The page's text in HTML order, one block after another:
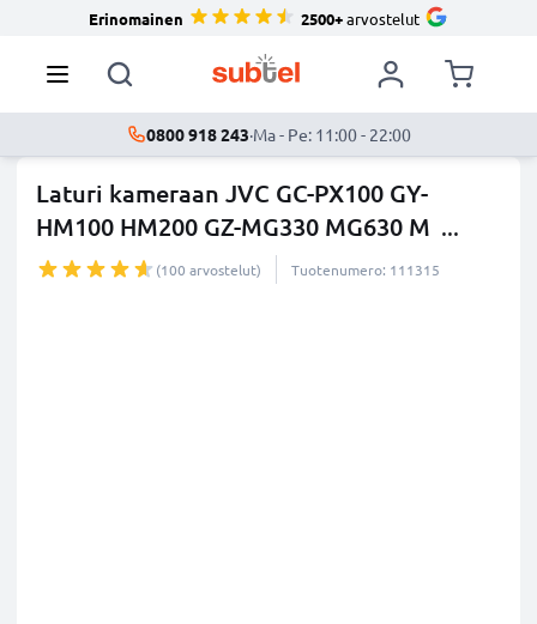
Erinomainen 2500+arvostelut
0800 918 243·Ma - Pe: 11:00 - 22:00
Laturi kameraan JVC GC-PX100 GY-
HM100 HM200 GZ-MG330 MG630 M ...
lisää
(100 arvostelut) Tuotenumero: 111315